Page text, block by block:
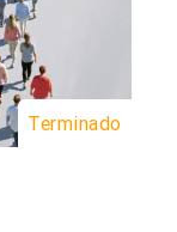
Terminado